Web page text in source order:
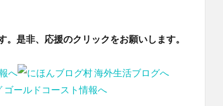
。是非、応援のクリックをお願いします。